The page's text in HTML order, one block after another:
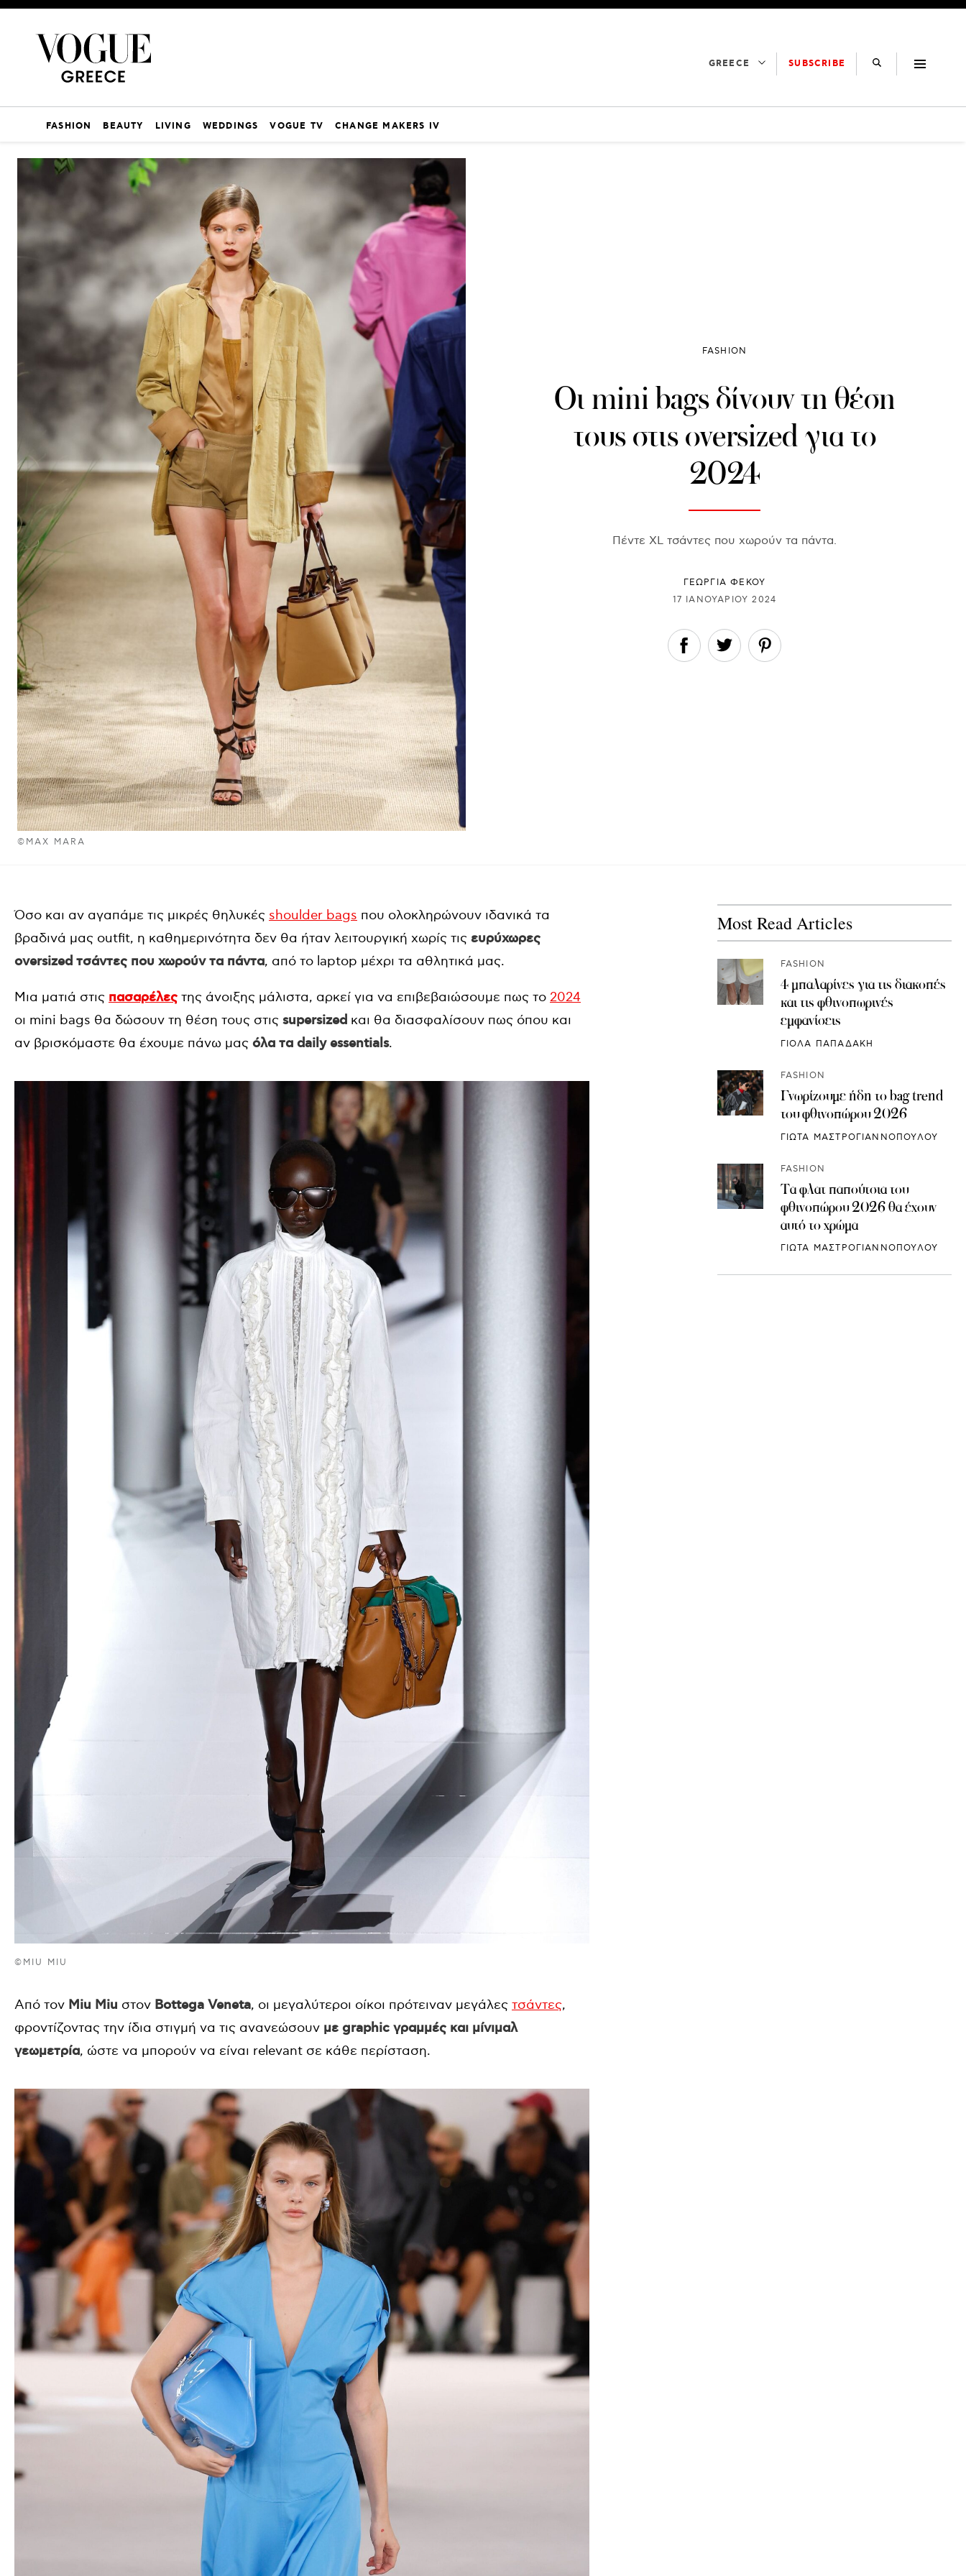
GREECE SUBSCRIBE
FASHION BEAUTY LIVING WEDDINGS VOGUE TV CHANGE MAKERS IV
©MAX MARA
FASHION
Οι mini bags δίνουν τη θέση
τους στις oversized για το
2024
Πέντε XL τσάντες που χωρούν τα πάντα.
ΓΕΩΡΓΙΑ ΦΕΚΟΥ
17 ΙΑΝΟΥΑΡΊΟΥ 2024
Όσο και αν αγαπάμε τις μικρές θηλυκές shoulder bags που ολοκληρώνουν ιδανικά τα
βραδινά μας outfit, η καθημερινότητα δεν θα ήταν λειτουργική χωρίς τις ευρύχωρες
oversized τσάντες που χωρούν τα πάντα, από το laptop μέχρι τα αθλητικά μας.
Μια ματιά στις πασαρέλες της άνοιξης μάλιστα, αρκεί για να επιβεβαιώσουμε πως το 2024
οι mini bags θα δώσουν τη θέση τους στις supersized και θα διασφαλίσουν πως όπου και
αν βρισκόμαστε θα έχουμε πάνω μας όλα τα daily essentials.
©MIU MIU
Από τον Miu Miu στον Bottega Veneta, οι μεγαλύτεροι οίκοι πρότειναν μεγάλες τσάντες,
φροντίζοντας την ίδια στιγμή να τις ανανεώσουν με graphic γραμμές και μίνιμαλ
γεωμετρία, ώστε να μπορούν να είναι relevant σε κάθε περίσταση.
Most Read Articles
FASHION
4 μπαλαρίνες για τις διακοπές
και τις φθινοπωρινές
εμφανίσεις
ΓΙΟΛΑ ΠΑΠΑΔΑΚΗ
FASHION
Γνωρίζουμε ήδη το bag trend
του φθινοπώρου 2026
ΓΙΩΤΑ ΜΑΣΤΡΟΓΙΑΝΝΟΠΟΥΛΟΥ
FASHION
Τα φλατ παπούτσια του
φθινοπώρου 2026 θα έχουν
αυτό το χρώμα
ΓΙΩΤΑ ΜΑΣΤΡΟΓΙΑΝΝΟΠΟΥΛΟΥ